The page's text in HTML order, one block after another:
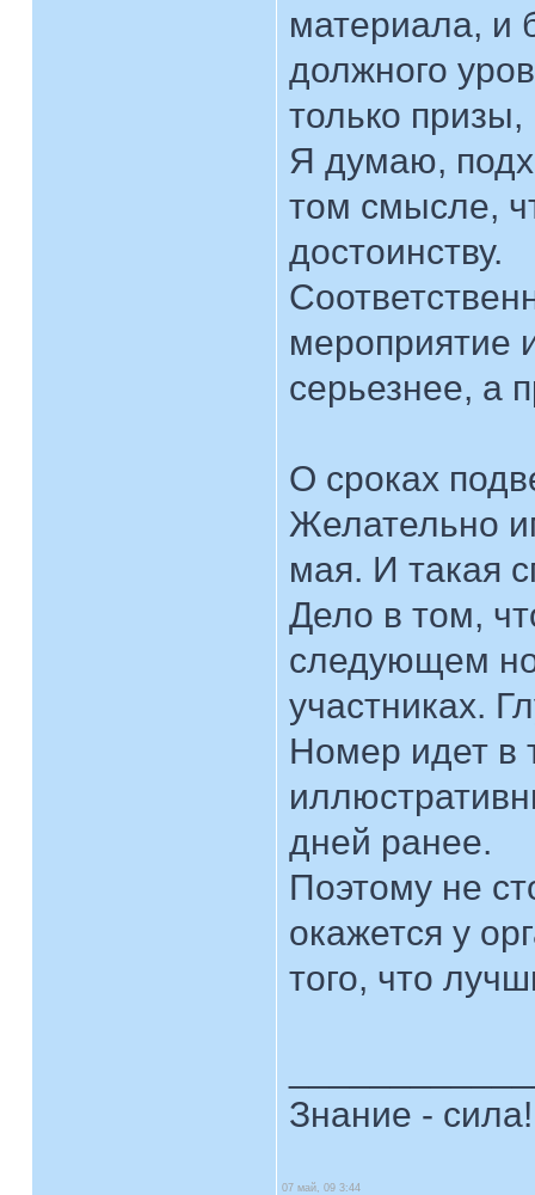
материала, и
должного
только призы,
Я думаю,
том смысле,
достоинству.
мероприятие
серьезнее, а
О сроках
Желательно
мая. И такая
Дело в том,
следующем
участниках.
Номер идет в
дней ранее.
Поэтому не
окажется у
того, что
Знание - сила!
07 май, 09 3:44